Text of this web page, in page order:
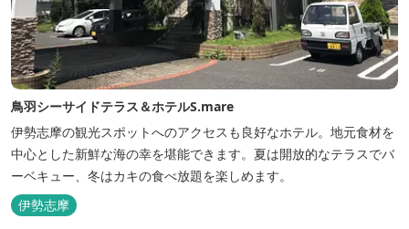
鳥羽シーサイドテラス＆ホテルS.mare
伊勢志摩の観光スポットへのアクセスも良好なホテル。地元食材を
中心とした新鮮な海の幸を堪能できます。夏は開放的なテラスでバ
ーベキュー、冬はカキの食べ放題を楽しめます。
伊勢志摩